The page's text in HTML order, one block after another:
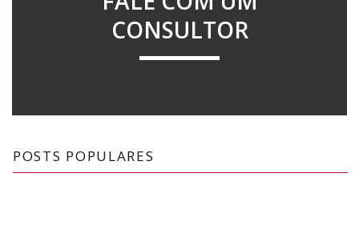
CONSULTOR
POSTS POPULARES